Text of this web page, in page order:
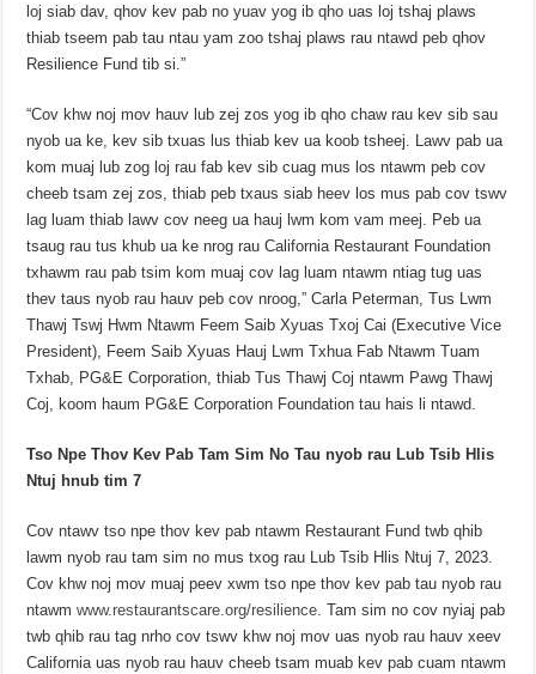
loj siab dav, qhov kev pab no yuav yog ib qho uas loj tshaj plaws
thiab tseem pab tau ntau yam zoo tshaj plaws rau ntawd peb qhov
Resilience Fund tib si.”
“Cov khw noj mov hauv lub zej zos yog ib qho chaw rau kev sib sau
nyob ua ke, kev sib txuas lus thiab kev ua koob tsheej. Lawv pab ua
kom muaj lub zog loj rau fab kev sib cuag mus los ntawm peb cov
cheeb tsam zej zos, thiab peb txaus siab heev los mus pab cov tswv
lag luam thiab lawv cov neeg ua hauj lwm kom vam meej. Peb ua
tsaug rau tus khub ua ke nrog rau California Restaurant Foundation
txhawm rau pab tsim kom muaj cov lag luam ntawm ntiag tug uas
thev taus nyob rau hauv peb cov nroog,” Carla Peterman, Tus Lwm
Thawj Tswj Hwm Ntawm Feem Saib Xyuas Txoj Cai (Executive Vice
President), Feem Saib Xyuas Hauj Lwm Txhua Fab Ntawm Tuam
Txhab, PG&E Corporation, thiab Tus Thawj Coj ntawm Pawg Thawj
Coj, koom haum PG&E Corporation Foundation tau hais li ntawd.
Tso Npe Thov Kev Pab Tam Sim No Tau nyob rau Lub Tsib Hlis
Ntuj hnub tim 7
Cov ntawv tso npe thov kev pab ntawm Restaurant Fund twb qhib
lawm nyob rau tam sim no mus txog rau Lub Tsib Hlis Ntuj 7, 2023.
Cov khw noj mov muaj peev xwm tso npe thov kev pab tau nyob rau
ntawmwww.restaurantscare.org/resilience. Tam sim no cov nyiaj pab
twb qhib rau tag nrho cov tswv khw noj mov uas nyob rau hauv xeev
California uas nyob rau hauv cheeb tsam muab kev pab cuam ntawm